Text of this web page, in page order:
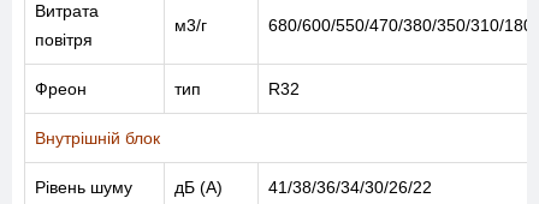
Витрата
повітря
м3/г 680/600/550/470/380/350/310/180
Фреон тип R32
Внутрішній блок
Рівень шуму дБ (А) 41/38/36/34/30/26/22